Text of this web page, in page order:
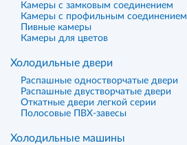
Камеры с замковым соединением
Камеры с профильным соединением
Пивные камеры
Камеры для цветов
Холодильные двери
Распашные одностворчатые двери
Распашные двустворчатые двери
Откатные двери легкой серии
Полосовые ПВХ-завесы
Холодильные машины